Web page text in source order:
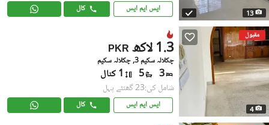
13 ایس ایم ایس کال
مقبول
4
PKR 1.3 لاکھ
چکلالہ سکیم 3, چکلالہ سکیم
3
5 1 کنال
شامل کی:23 گھنٹے پہل
ایس ایم ایس کال